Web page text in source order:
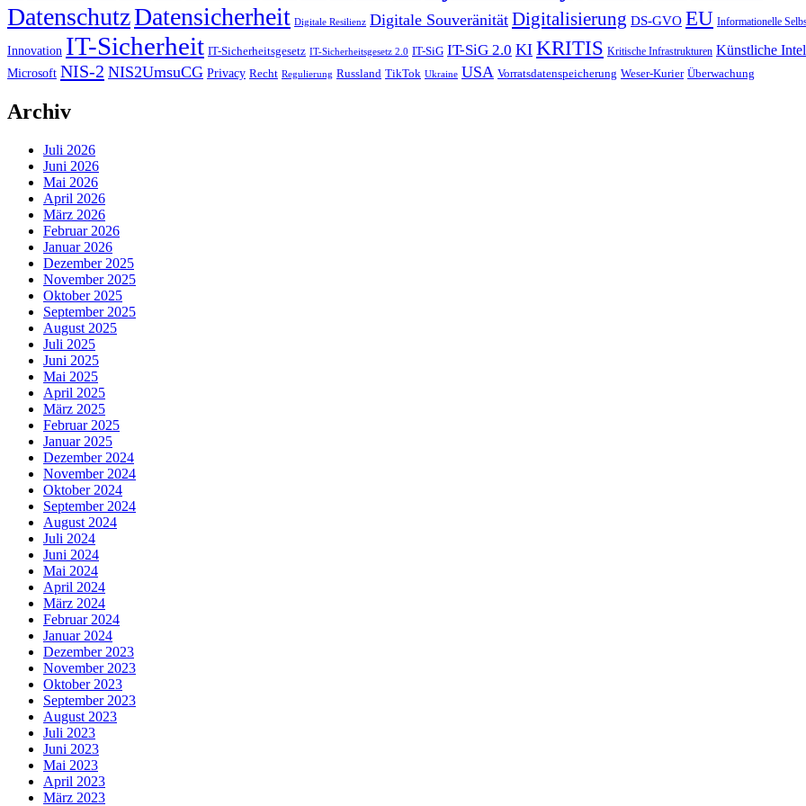
DatenschutzDatensicherheit Digitale Resilienz Digitale Souveränität Digitalisierung DS-GVO EU Informationelle
Innovation IT-Sicherheit IT-Sicherheitsgesetz IT-Sicherheitsgesetz 2.0 IT-SiG IT-SiG 2.0 KI KRITIS Kritische Infrastrukturen Künstliche
Microsoft NIS-2 NIS2UmsuCG Privacy Recht Regulierung Russland TikTok Ukraine USA Vorratsdatenspeicherung Weser-Kurier Überwachung
Archiv
Juli 2026
Juni 2026
Mai 2026
April 2026
März 2026
Februar 2026
Januar 2026
Dezember 2025
November 2025
Oktober 2025
September 2025
August 2025
Juli 2025
Juni 2025
Mai 2025
April 2025
März 2025
Februar 2025
Januar 2025
Dezember 2024
November 2024
Oktober 2024
September 2024
August 2024
Juli 2024
Juni 2024
Mai 2024
April 2024
März 2024
Februar 2024
Januar 2024
Dezember 2023
November 2023
Oktober 2023
September 2023
August 2023
Juli 2023
Juni 2023
Mai 2023
April 2023
März 2023